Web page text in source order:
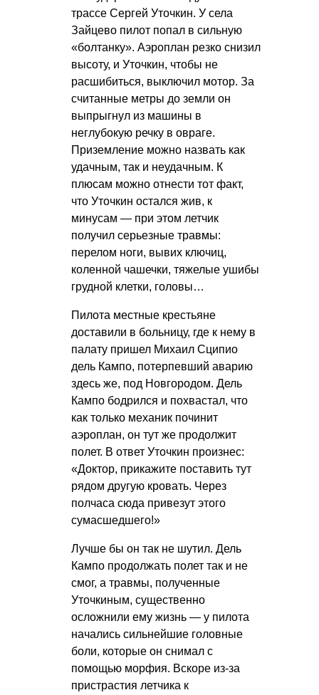
трассе Сергей Уточкин. У села
Зайцево пилот попал в сильную
«болтанку». Аэроплан резко снизил
высоту, и Уточкин, чтобы не
расшибиться, выключил мотор. За
считанные метры до земли он
выпрыгнул из машины в
неглубокую речку в овраге.
Приземление можно назвать как
удачным, так и неудачным. К
плюсам можно отнести тот факт,
что Уточкин остался жив, к
минусам — при этом летчик
получил серьезные травмы:
перелом ноги, вывих ключиц,
коленной чашечки, тяжелые ушибы
грудной клетки, головы…
Пилота местные крестьяне
доставили в больницу, где к нему в
палату пришел Михаил Сципио
дель Кампо, потерпевший аварию
здесь же, под Новгородом. Дель
Кампо бодрился и похвастал, что
как только механик починит
аэроплан, он тут же продолжит
полет. В ответ Уточкин произнес:
«Доктор, прикажите поставить тут
рядом другую кровать. Через
полчаса сюда привезут этого
сумасшедшего!»
Лучше бы он так не шутил. Дель
Кампо продолжать полет так и не
смог, а травмы, полученные
Уточкиным, существенно
осложнили ему жизнь — у пилота
начались сильнейшие головные
боли, которые он снимал с
помощью морфия. Вскоре из-за
пристрастия летчика к